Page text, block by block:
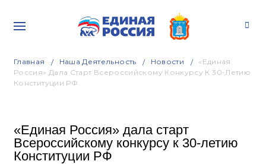
Главная Наша Деятельность Новости
«Единая
Россия» Дала Старт Всероссийскому Конкурсу К 30-Летию
Конституции РФ
«Единая Россия» дала старт
Всероссийскому конкурсу к 30-летию
Конституции РФ